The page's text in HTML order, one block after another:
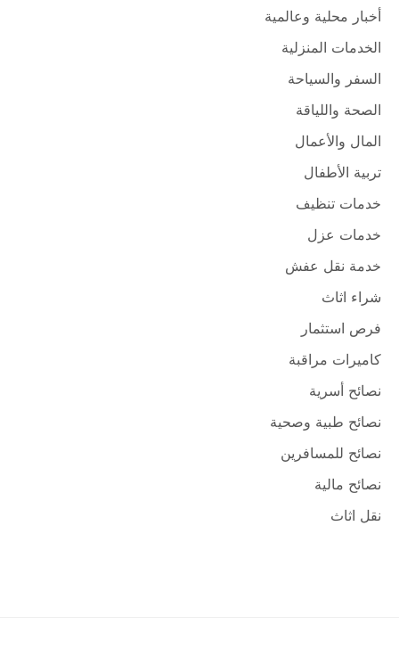
أخبار محلية وعالمية
الخدمات المنزلية
السفر والسياحة
الصحة واللياقة
المال والأعمال
تربية الأطفال
خدمات تنظيف
خدمات عزل
خدمة نقل عفش
شراء اثاث
فرص استثمار
كاميرات مراقبة
نصائح أسرية
نصائح طبية وصحية
نصائح للمسافرين
نصائح مالية
نقل اثاث